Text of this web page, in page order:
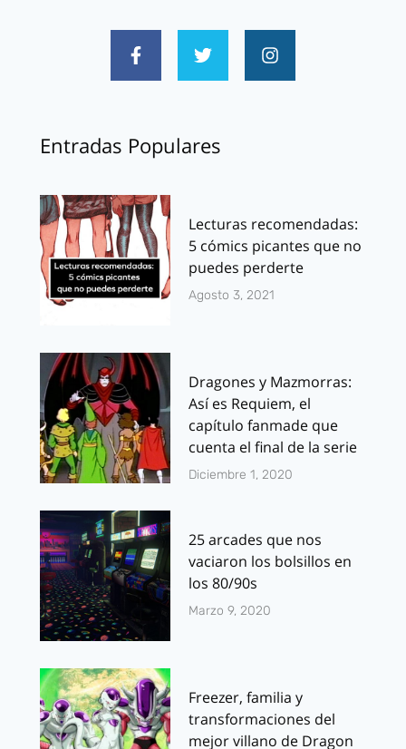
Entradas Populares
Lecturas recomendadas:
5 cómics picantes que no
puedes perderte
Agosto 3, 2021
Dragones y Mazmorras:
Así es Requiem, el
capítulo fanmade que
cuenta el final de la serie
Diciembre 1, 2020
25 arcades que nos
vaciaron los bolsillos en
los 80/90s
Marzo 9, 2020
Freezer, familia y
transformaciones del
mejor villano de Dragon